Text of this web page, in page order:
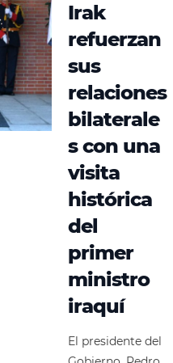
Irak
refuerzan
sus
relaciones
bilaterale
s con una
visita
histórica
del
primer
ministro
iraquí
El presidente del